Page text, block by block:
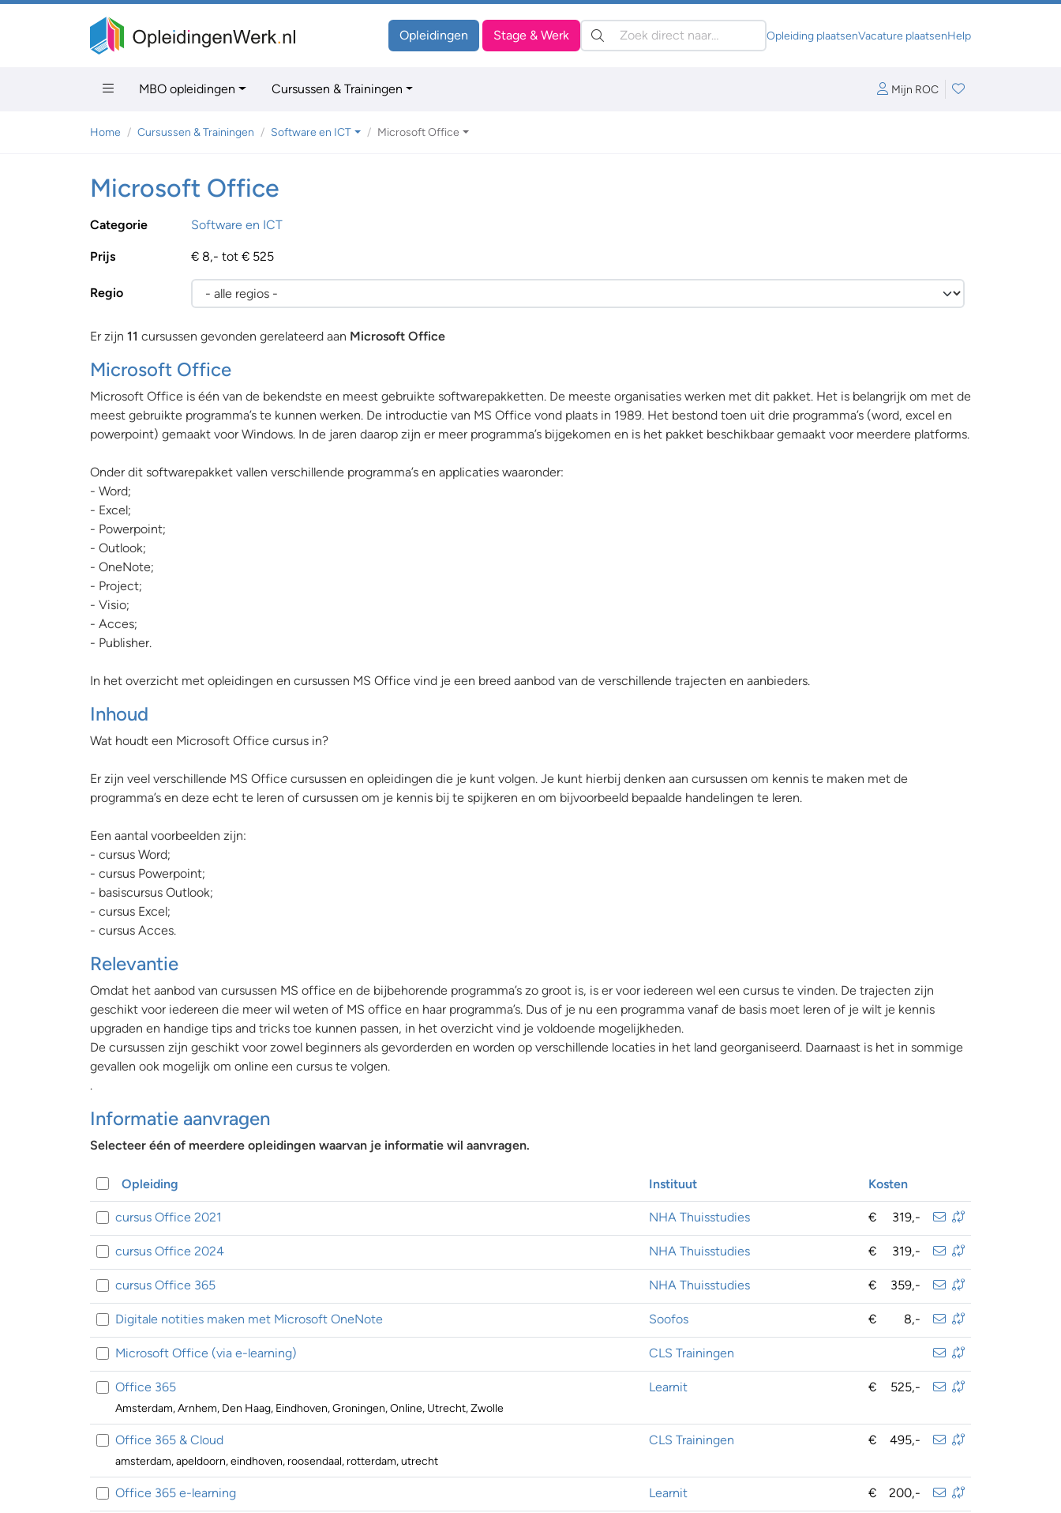
Opleidingen Stage & Werk Zoeken: Opleiding plaatsenVacature plaatsenHelp
MBO opleidingen Cursussen & Trainingen Mijn ROC
Home Cursussen & Trainingen Software en ICT Microsoft Office
Microsoft Office
Categorie Software en ICT
Prijs € 8,- tot € 525
Regio
Er zijn 11 cursussen gevonden gerelateerd aan Microsoft Office
Microsoft Office
Microsoft Office is één van de bekendste en meest gebruikte softwarepakketten. De meeste organisaties werken met dit pakket. Het is belangrijk om met de
meest gebruikte programma’s te kunnen werken. De introductie van MS Office vond plaats in 1989. Het bestond toen uit drie programma’s (word, excel en
powerpoint) gemaakt voor Windows. In de jaren daarop zijn er meer programma’s bijgekomen en is het pakket beschikbaar gemaakt voor meerdere platforms.
Onder dit softwarepakket vallen verschillende programma’s en applicaties waaronder:
- Word;
- Excel;
- Powerpoint;
- Outlook;
- OneNote;
- Project;
- Visio;
- Acces;
- Publisher.
In het overzicht met opleidingen en cursussen MS Office vind je een breed aanbod van de verschillende trajecten en aanbieders.
Inhoud
Wat houdt een Microsoft Office cursus in?
Er zijn veel verschillende MS Office cursussen en opleidingen die je kunt volgen. Je kunt hierbij denken aan cursussen om kennis te maken met de
programma’s en deze echt te leren of cursussen om je kennis bij te spijkeren en om bijvoorbeeld bepaalde handelingen te leren.
Een aantal voorbeelden zijn:
- cursus Word;
- cursus Powerpoint;
- basiscursus Outlook;
- cursus Excel;
- cursus Acces.
Relevantie
Omdat het aanbod van cursussen MS office en de bijbehorende programma’s zo groot is, is er voor iedereen wel een cursus te vinden. De trajecten zijn
geschikt voor iedereen die meer wil weten of MS office en haar programma’s. Dus of je nu een programma vanaf de basis moet leren of je wilt je kennis
upgraden en handige tips and tricks toe kunnen passen, in het overzicht vind je voldoende mogelijkheden.
De cursussen zijn geschikt voor zowel beginners als gevorderden en worden op verschillende locaties in het land georganiseerd. Daarnaast is het in sommige
gevallen ook mogelijk om online een cursus te volgen.
.
Informatie aanvragen
Selecteer één of meerdere opleidingen waarvan je informatie wil aanvragen.
Opleiding Instituut Kosten
cursus Office 2021 NHA Thuisstudies € 319,-
cursus Office 2024 NHA Thuisstudies € 319,-
cursus Office 365 NHA Thuisstudies € 359,-
Digitale notities maken met Microsoft OneNote Soofos € 8,-
Microsoft Office (via e-learning) CLS Trainingen
Office 365 Learnit € 525,-
Amsterdam, Arnhem, Den Haag, Eindhoven, Groningen, Online, Utrecht, Zwolle
Office 365 & Cloud CLS Trainingen € 495,-
amsterdam, apeldoorn, eindhoven, roosendaal, rotterdam, utrecht
Office 365 e-learning Learnit € 200,-